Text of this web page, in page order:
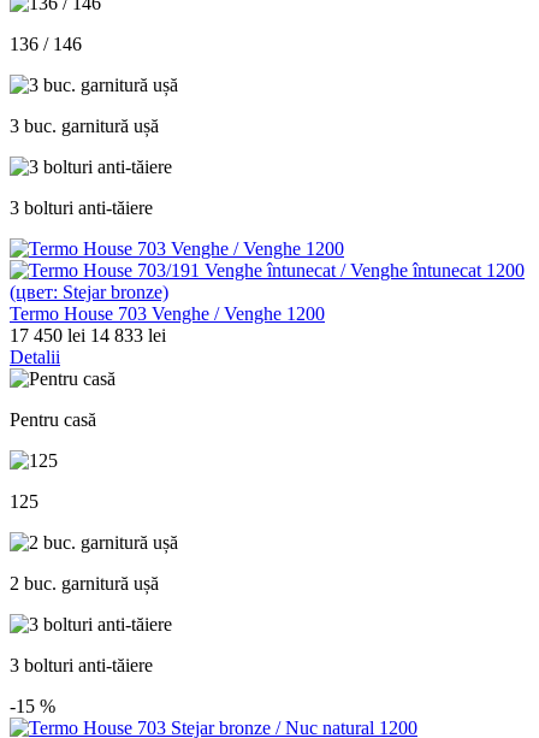
136 / 146
3 buc. garnitură ușă
3 bolturi anti-tăiere
Termo House 703 Venghe / Venghe 1200
17 450 lei 14 833 lei
Detalii
Pentru casă
125
2 buc. garnitură ușă
3 bolturi anti-tăiere
-15 %